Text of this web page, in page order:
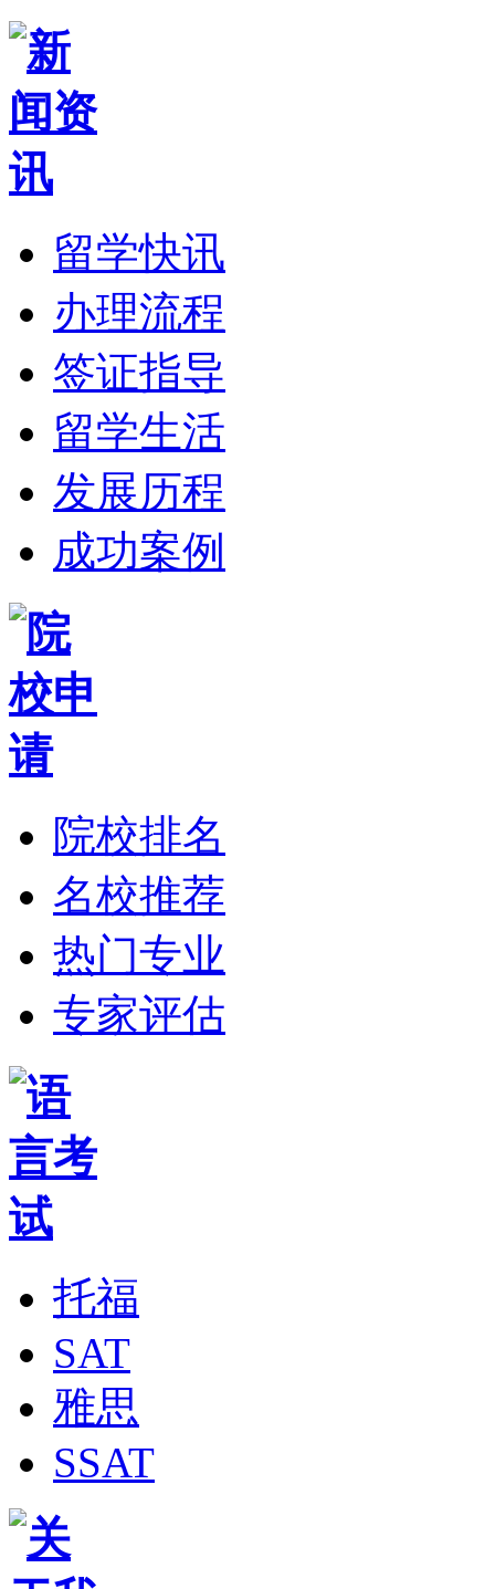
留学快讯
办理流程
签证指导
留学生活
发展历程
成功案例
院校排名
名校推荐
热门专业
专家评估
托福
SAT
雅思
SSAT